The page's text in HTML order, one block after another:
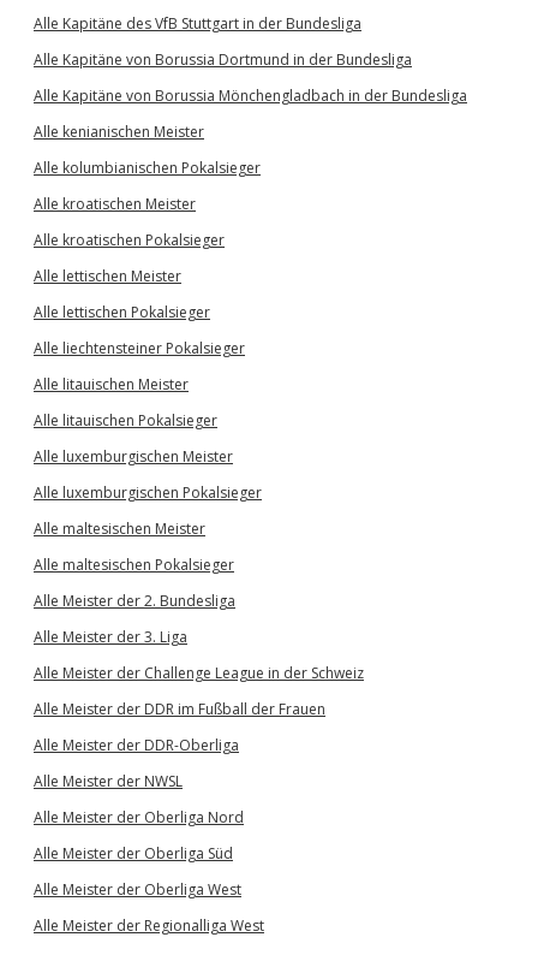
Alle Kapitäne des VfB Stuttgart in der Bundesliga
Alle Kapitäne von Borussia Dortmund in der Bundesliga
Alle Kapitäne von Borussia Mönchengladbach in der Bundesliga
Alle kenianischen Meister
Alle kolumbianischen Pokalsieger
Alle kroatischen Meister
Alle kroatischen Pokalsieger
Alle lettischen Meister
Alle lettischen Pokalsieger
Alle liechtensteiner Pokalsieger
Alle litauischen Meister
Alle litauischen Pokalsieger
Alle luxemburgischen Meister
Alle luxemburgischen Pokalsieger
Alle maltesischen Meister
Alle maltesischen Pokalsieger
Alle Meister der 2. Bundesliga
Alle Meister der 3. Liga
Alle Meister der Challenge League in der Schweiz
Alle Meister der DDR im Fußball der Frauen
Alle Meister der DDR-Oberliga
Alle Meister der NWSL
Alle Meister der Oberliga Nord
Alle Meister der Oberliga Süd
Alle Meister der Oberliga West
Alle Meister der Regionalliga West